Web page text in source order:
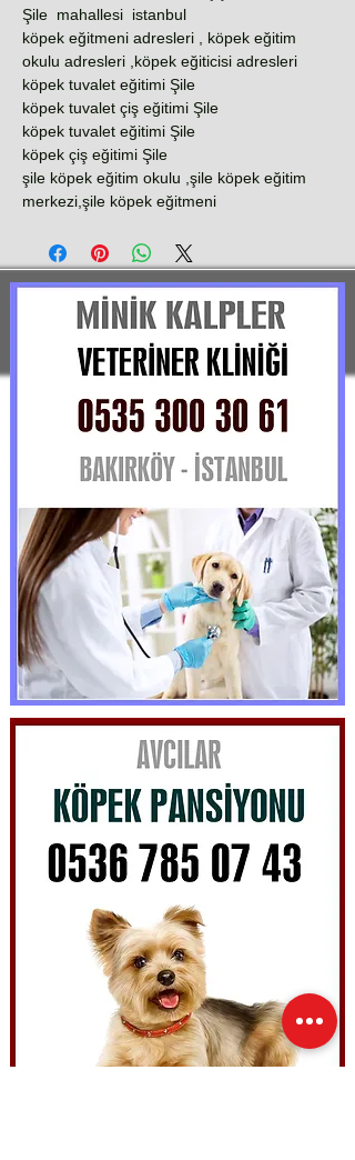
Şile mahallesi istanbul
köpek eğitmeni adresleri , köpek eğitim
okulu adresleri ,köpek eğiticisi adresleri
köpek tuvalet eğitimi Şile
köpek tuvalet çiş eğitimi Şile
köpek tuvalet eğitimi Şile
köpek çiş eğitimi Şile
şile köpek eğitim okulu ,şile köpek eğitim
merkezi,şile köpek eğitmeni